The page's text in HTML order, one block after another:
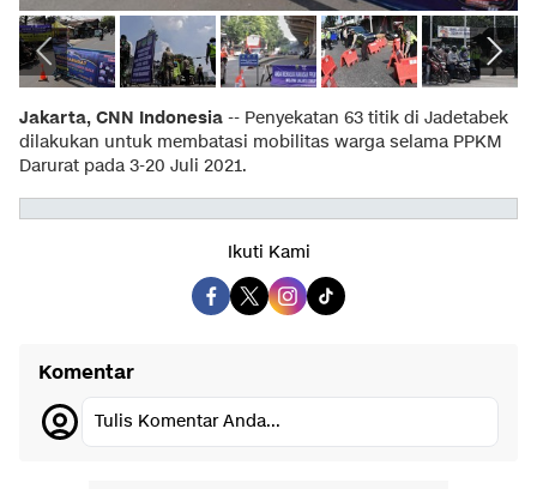
Jakarta, CNN Indonesia -- Penyekatan 63 titik di Jadetabek
dilakukan untuk membatasi mobilitas warga selama PPKM
Darurat pada 3-20 Juli 2021.
Ikuti Kami
Komentar
Tulis Komentar Anda...